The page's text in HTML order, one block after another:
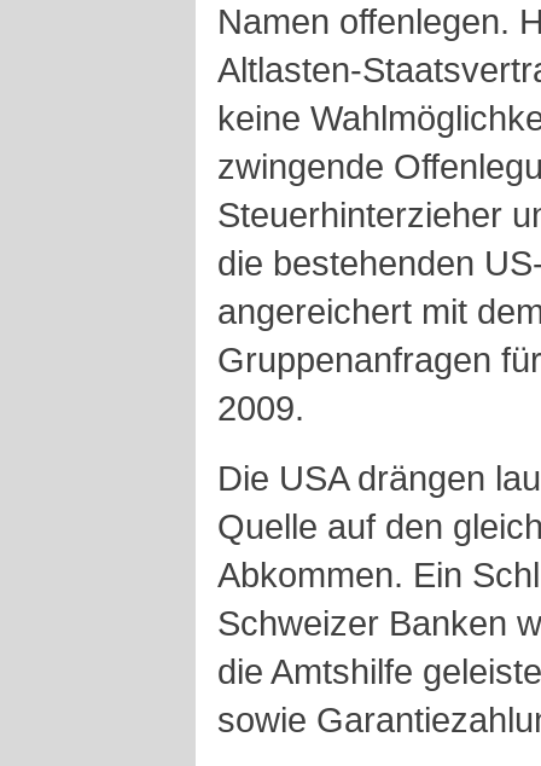
Namen offenlegen.
Altlasten-
keine
zwingende
Steuerhinterzieher
die bestehenden
angereichert mit
Gruppenanfragen
2009.
Die USA drängen
Quelle auf den
Abkommen. Ein
Schweizer Banken
die Amtshilfe
sowie